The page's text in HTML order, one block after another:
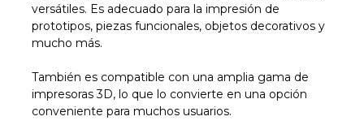
versátiles. Es adecuado para la impresión de
prototipos, piezas funcionales, objetos decorativos y
mucho más.
También es compatible con una amplia gama de
impresoras 3D, lo que lo convierte en una opción
conveniente para muchos usuarios.